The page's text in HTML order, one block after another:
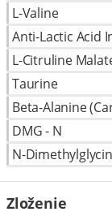
L-Valine
Anti-Lactic Acid
L-Citruline
Taurine
Beta-Alanine
DMG - N
N-
Zloženie